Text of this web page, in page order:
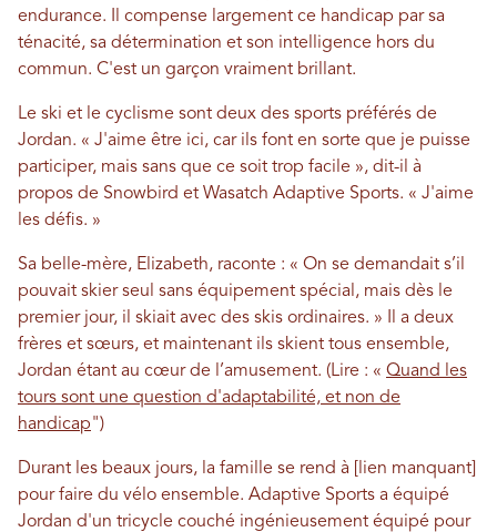
endurance. Il compense largement ce handicap par sa
ténacité, sa détermination et son intelligence hors du
commun. C'est un garçon vraiment brillant.
Le ski et le cyclisme sont deux des sports préférés de
Jordan. « J'aime être ici, car ils font en sorte que je puisse
participer, mais sans que ce soit trop facile », dit-il à
propos de Snowbird et Wasatch Adaptive Sports. « J'aime
les défis. »
Sa belle-mère, Elizabeth, raconte : « On se demandait s’il
pouvait skier seul sans équipement spécial, mais dès le
premier jour, il skiait avec des skis ordinaires. » Il a deux
frères et sœurs, et maintenant ils skient tous ensemble,
Jordan étant au cœur de l’amusement. (Lire : « Quand les
tours sont une question d'adaptabilité, et non de
handicap")
Durant les beaux jours, la famille se rend à [lien manquant]
pour faire du vélo ensemble. Adaptive Sports a équipé
Jordan d'un tricycle couché ingénieusement équipé pour